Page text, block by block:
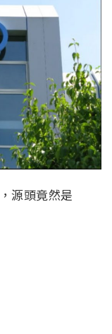
源頭竟然是